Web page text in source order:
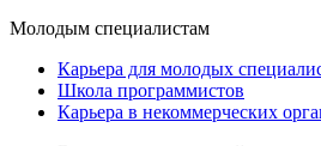
Молодым специалистам
Карьера для молодых
Школа программистов
Карьера в некоммерческих